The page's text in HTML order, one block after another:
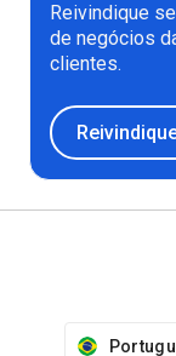
Reivindique
de negócios
clientes.